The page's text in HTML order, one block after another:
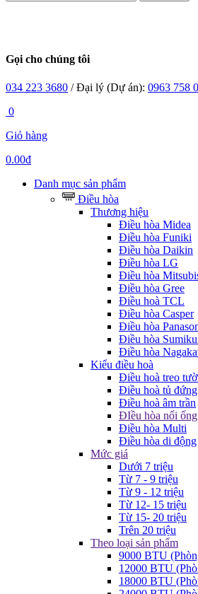
Gọi cho chúng tôi
034 223 3680 / Đại lý (Dự án): 0963 758
0
Giỏ hàng
0.00đ
Danh mục sản phẩm
Điều hòa
Thương hiệu
Điều hòa Midea
Điều hòa Funiki
Điều hòa Daikin
Điều hòa LG
Điều hòa
Điều hòa Gree
Điều hoà TCL
Điều hòa Casper
Điều hòa
Điều hòa
Điều hòa
Kiểu điều hoà
Điều hoà treo
Điều hoà tủ đứng
Điều hoà âm trần
ĐIều hòa nối
Điều hòa Multi
Điều hòa di động
Mức giá
Dưới 7 triệu
Từ 7 - 9 triệu
Từ 9 - 12 triệu
Từ 12- 15 triệu
Từ 15- 20 triệu
Trên 20 triệu
Theo loại sản phẩm
9000 BTU
12000 BTU
18000 BTU